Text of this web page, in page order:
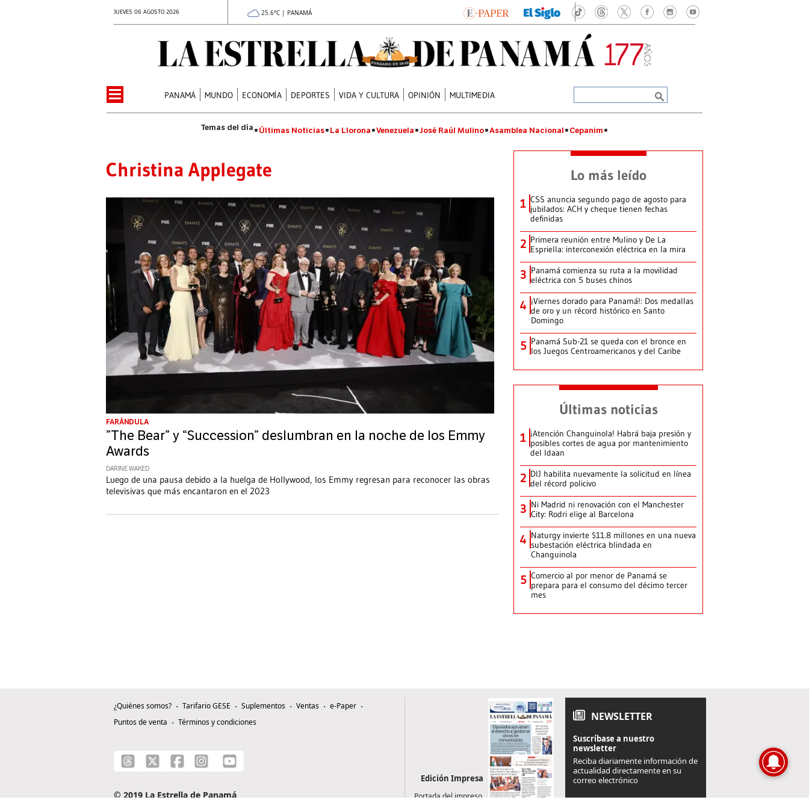
JUEVES 06 AGOSTO 2026 25.6°C | PANAMÁ
PANAMÁ MUNDO ECONOMÍA DEPORTES VIDA Y CULTURA OPINIÓN MULTIMEDIA
Últimas Noticias La Llorona Venezuela José Raúl Mulino Asamblea Nacional Cepanim
Christina Applegate
FARÁNDULA
”The Bear” y “Succession” deslumbran en la noche de los Emmy
Awards
DARINE WAKED
Luego de una pausa debido a la huelga de Hollywood, los Emmy regresan para reconocer las obras
televisivas que más encantaron en el 2023
Lo más leído
1 CSS anuncia segundo pago de agosto para
jubilados: ACH y cheque tienen fechas
definidas
2 Primera reunión entre Mulino y De La
Espriella: interconexión eléctrica en la mira
3 Panamá comienza su ruta a la movilidad
eléctrica con 5 buses chinos
4 ¡Viernes dorado para Panamá!: Dos medallas
de oro y un récord histórico en Santo
Domingo
5 Panamá Sub-21 se queda con el bronce en
los Juegos Centroamericanos y del Caribe
Últimas noticias
1 ¡Atención Changuinola! Habrá baja presión y
posibles cortes de agua por mantenimiento
del Idaan
2 DIJ habilita nuevamente la solicitud en línea
del récord policivo
3 Ni Madrid ni renovación con el Manchester
City: Rodri elige al Barcelona
4 Naturgy invierte $11.8 millones en una nueva
subestación eléctrica blindada en
Changuinola
5 Comercio al por menor de Panamá se
prepara para el consumo del décimo tercer
mes
¿Quiénes somos? Tarifario GESE Suplementos Ventas
e-Paper
Puntos de venta
Términos y condiciones
© 2019 La Estrella de Panamá
Edición Impresa
Portada del impreso
NEWSLETTER
Suscríbase a nuestro
newsletter
Reciba diariamente información de
actualidad directamente en su
correo electrónico